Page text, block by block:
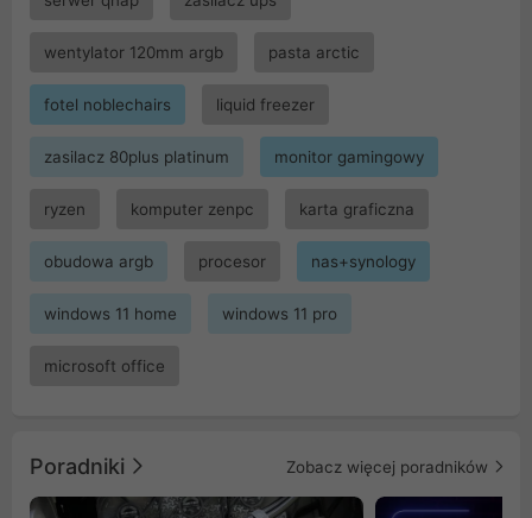
wentylator 120mm argb pasta arctic
fotel noblechairs liquid freezer
zasilacz 80plus platinum monitor gamingowy
ryzen komputer zenpc karta graficzna
obudowa argb procesor nas+synology
windows 11 home windows 11 pro
microsoft office
Poradniki Zobacz więcej poradników